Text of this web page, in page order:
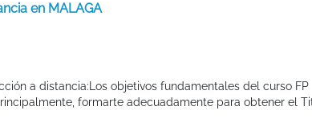
en MALAGA
a distancia:Los objetivos fundamentales del curso FP
formarte adecuadamente para obtener el